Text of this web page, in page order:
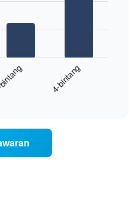
4-bintang